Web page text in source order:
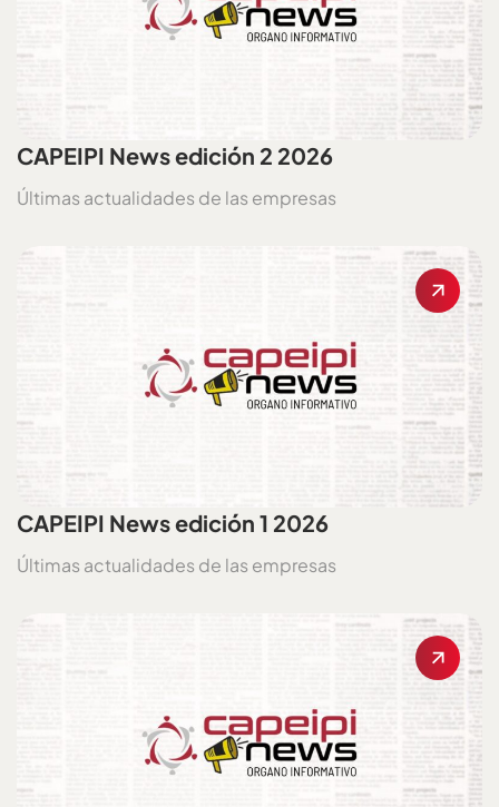
CAPEIPI News edición 2 2026
Últimas actualidades de las empresas
CAPEIPI News edición 1 2026
Últimas actualidades de las empresas